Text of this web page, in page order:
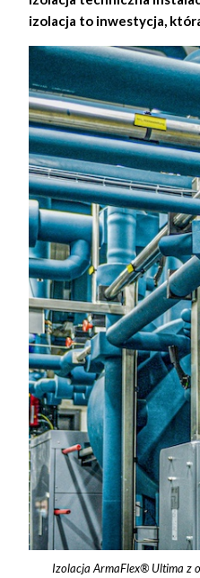
izolacja to inwestycja,
Izolacja ArmaFlex® Ultima z